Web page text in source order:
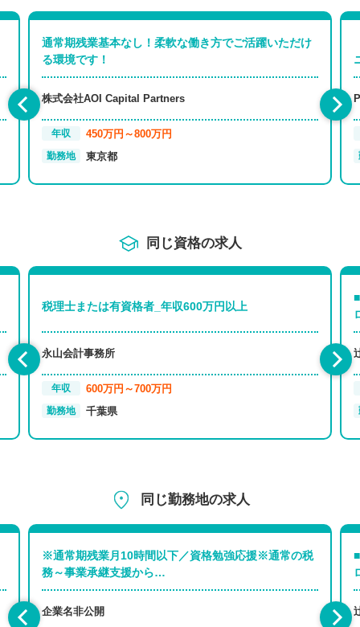
通常期残業基本なし！柔軟な働き方でご活躍いただけ
る環境です！
株式会社AOI Capital Partners
年収 450万円～800万円
勤務地 東京都
同じ資格の求人
税理士または有資格者_年収600万円以上
永山会計事務所
年収 600万円～700万円
勤務地 千葉県
同じ勤務地の求人
※通常期残業月10時間以下／資格勉強応援※通常の税
務～事業承継支援から…
企業名非公開